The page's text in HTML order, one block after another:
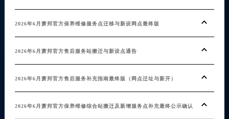
2026年6月萧邦官方保养维修服务点迁移与新设网点最终版
2026年6月萧邦官方售后服务站搬迁与新设点通告
2026年6月萧邦官方售后服务补充指南最终版（网点迁址与新开）
2026年6月萧邦官方保养维修综合站搬迁及新增服务点补充最终公示确认